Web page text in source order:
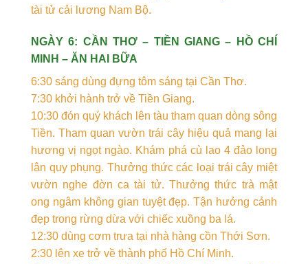
tài tử cải lương Nam Bộ.
NGÀY 6: CẦN THƠ – TIỀN GIANG – HỒ CHÍ
MINH – ĂN HAI BỮA
6:30 sáng dùng đựng tôm sáng tại Cần Thơ.
7:30 khởi hành trở về Tiền Giang.
10:30 đón quý khách lên tàu tham quan dòng sông
Tiền. Tham quan vườn trái cây hiệu quả mang lại
hương vị ngọt ngào. Khám phá cù lao 4 đảo long
lân quy phụng. Thưởng thức các loại trái cây miệt
vườn nghe đờn ca tài tử. Thưởng thức trà mật
ong ngâm không gian tuyệt đẹp. Tận hưởng cảnh
đẹp trong rừng dừa với chiếc xuồng ba lá.
12:30 dùng cơm trưa tại nhà hàng cồn Thới Sơn.
2:30 lên xe trở về thành phố Hồ Chí Minh.